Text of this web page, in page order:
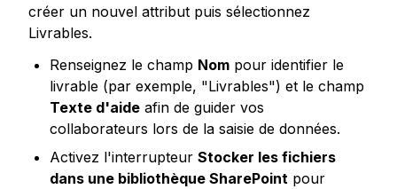
créer un nouvel attribut puis sélectionnez
Livrables.
Renseignez le champ Nom pour identifier le
livrable (par exemple, "Livrables") et le champ
Texte d'aide afin de guider vos
collaborateurs lors de la saisie de données.
Activez l'interrupteur Stocker les fichiers
dans une bibliothèque SharePoint pour